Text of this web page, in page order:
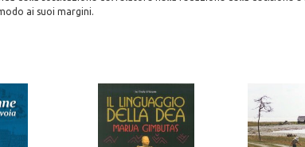
ai suoi margini.